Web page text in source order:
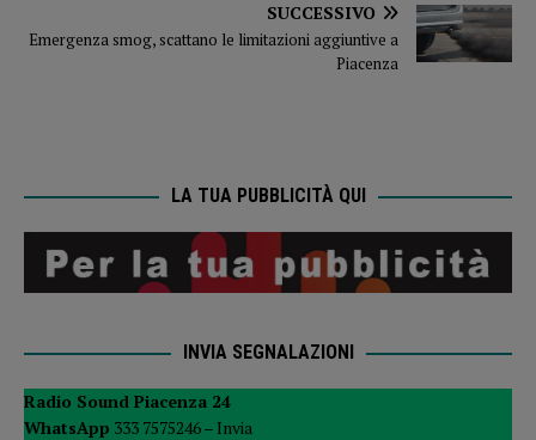
SUCCESSIVO
Emergenza smog, scattano le limitazioni aggiuntive a
Piacenza
LA TUA PUBBLICITÀ QUI
INVIA SEGNALAZIONI
Radio Sound Piacenza 24
WhatsApp 333 7575246 – Invia